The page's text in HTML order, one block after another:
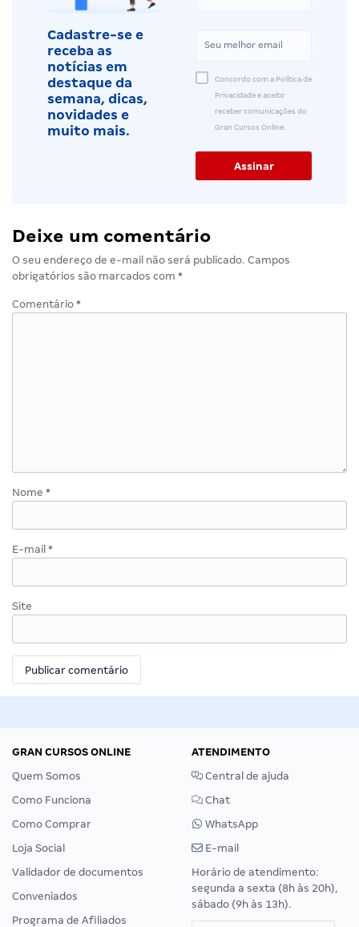
Cadastre-se e
receba as
notícias em
destaque da
semana, dicas,
novidades e
muito mais.
Concordo com a Política de
Privacidade e aceito
receber comunicações do
Gran Cursos Online.
Deixe um comentário
O seu endereço de e-mail não será publicado. Campos
obrigatórios são marcados com *
Comentário *
Nome *
E-mail *
Site
GRAN CURSOS ONLINE
Quem Somos
Como Funciona
Como Comprar
Loja Social
Validador de documentos
Conveniados
Programa de Afiliados
ATENDIMENTO
Central de ajuda
Chat
WhatsApp
E-mail
Horário de atendimento:
segunda a sexta (8h às 20h),
sábado (9h às 13h).